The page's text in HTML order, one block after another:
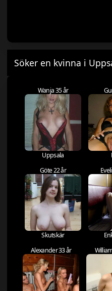
Söker en kvinna i
Wanja 35 år
Uppsala
Göte 22 år
Skutskär
Alexander 33 år